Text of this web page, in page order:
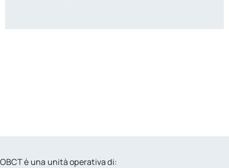
OBCT è una unità operativa di: